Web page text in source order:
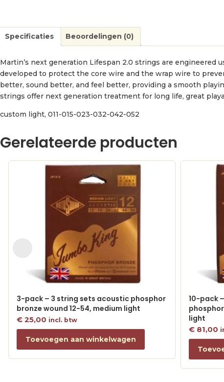
Specificaties Beoordelingen (0)
Martin’s next generation Lifespan 2.0 strings are engineered
developed to protect the core wire and the wrap wire to
better, sound better, and feel better, providing a smooth
strings offer next generation treatment for long life, great
custom light, 011-015-023-032-042-052
Gerelateerde producten
3-pack – 3 string sets acoustic phosphor
bronze wound 12-54, medium light
€ 25,00 incl. btw
Toevoegen aan winkelwagen
10-pack
light
€ 81,00